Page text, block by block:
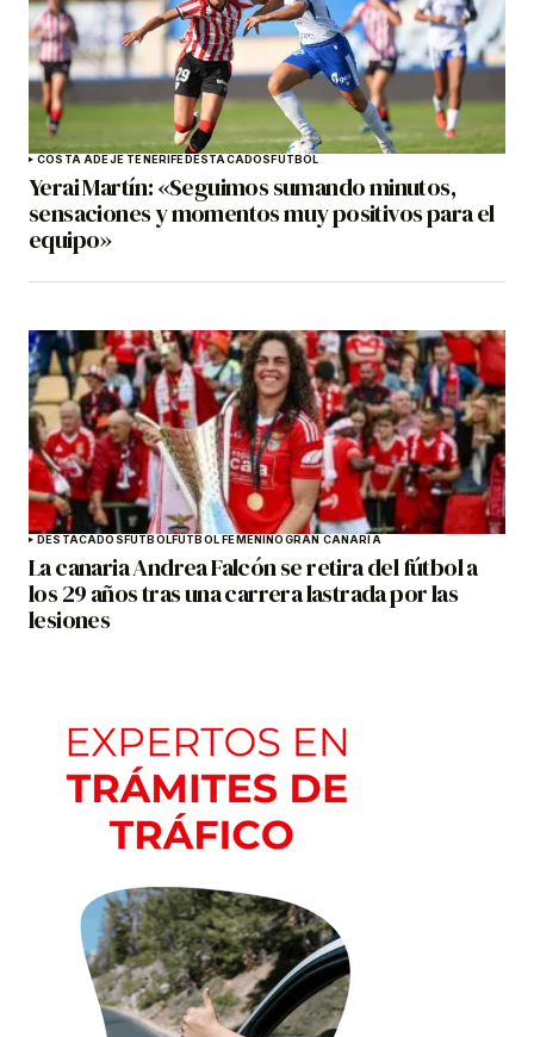
COSTA ADEJE TENERIFEDESTACADOSFÚTBOL
Yerai Martín: «Seguimos sumando minutos,
sensaciones y momentos muy positivos para el
equipo»
DESTACADOSFÚTBOLFÚTBOL FEMENINOGRAN CANARIA
La canaria Andrea Falcón se retira del fútbol a
los 29 años tras una carrera lastrada por las
lesiones